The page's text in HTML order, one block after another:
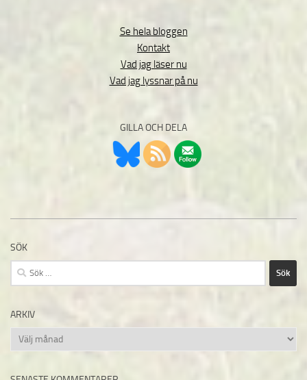
Se hela bloggen
Kontakt
Vad jag läser nu
Vad jag lyssnar på nu
GILLA OCH DELA
SÖK
Sök
efter:
ARKIV
Arkiv